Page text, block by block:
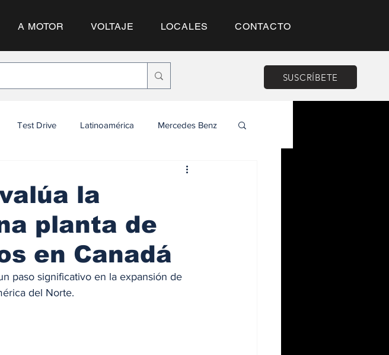
A MOTOR VOLTAJE LOCALES CONTACTO
SUSCRÍBETE
Test Drive Latinoamérica Mercedes Benz
la
planta de
en Canadá
paso significativo en la expansión de
del Norte.